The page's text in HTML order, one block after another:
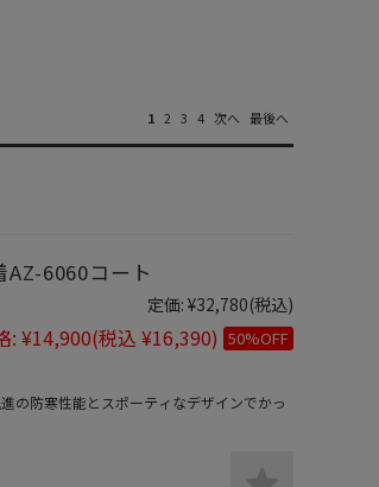
1 2 3 4 次へ 最後へ
6060コート
定価: ¥32,780(税込)
: ¥14,900(税込 ¥16,390) 50%OFF
の防寒性能とスポーティなデザインでかっ